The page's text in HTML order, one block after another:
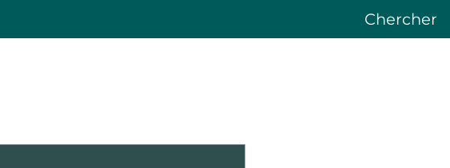
Chercher